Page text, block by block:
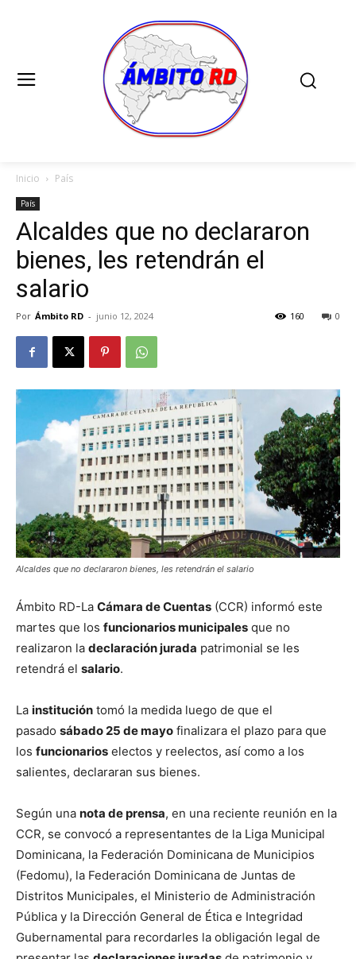
Inicio País
País
Alcaldes que no declararon
bienes, les retendrán el
salario
Por Ámbito RD - junio 12, 2024 0
160
Alcaldes que no declararon bienes, les retendrán el salario
Ámbito RD-La Cámara de Cuentas (CCR) informó este
martes que los funcionarios municipales que no
realizaron la declaración jurada patrimonial se les
retendrá el salario.
La institución tomó la medida luego de que el
pasado sábado 25 de mayo finalizara el plazo para que
los funcionarios electos y reelectos, así como a los
salientes, declararan sus bienes.
Según una nota de prensa, en una reciente reunión en la
CCR, se convocó a representantes de la Liga Municipal
Dominicana, la Federación Dominicana de Municipios
(Fedomu), la Federación Dominicana de Juntas de
Distritos Municipales, el Ministerio de Administración
Pública y la Dirección General de Ética e Integridad
Gubernamental para recordarles la obligación legal de